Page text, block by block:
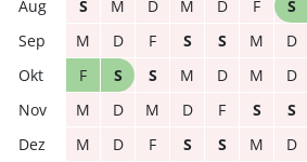
S
M D M D F S
M
D F S S M D
F
S S M D M D
M
D M D F S S
M
D F S S M D